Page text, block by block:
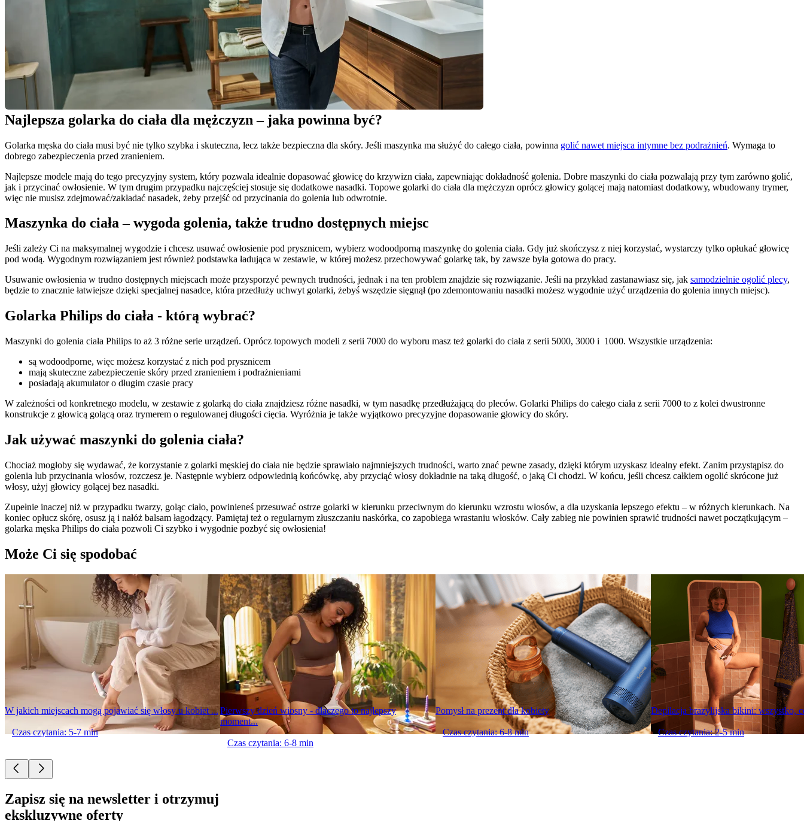
Najlepsza golarka do ciała dla mężczyzn – jaka powinna być?
Golarka męska do ciała musi być nie tylko szybka i skuteczna, lecz także bezpieczna dla skóry. Jeśli maszynka ma służyć do całego ciała, powinna golić nawet miejsca intymne bez podrażnień. Wymaga to
dobrego zabezpieczenia przed zranieniem.
Najlepsze modele mają do tego precyzyjny system, który pozwala idealnie dopasować głowicę do krzywizn ciała, zapewniając dokładność golenia. Dobre maszynki do ciała pozwalają przy tym zarówno golić,
jak i przycinać owłosienie. W tym drugim przypadku najczęściej stosuje się dodatkowe nasadki. Topowe golarki do ciała dla mężczyzn oprócz głowicy golącej mają natomiast dodatkowy, wbudowany trymer,
więc nie musisz zdejmować/zakładać nasadek, żeby przejść od przycinania do golenia lub odwrotnie.
Maszynka do ciała – wygoda golenia, także trudno dostępnych miejsc
Jeśli zależy Ci na maksymalnej wygodzie i chcesz usuwać owłosienie pod prysznicem, wybierz wodoodporną maszynkę do golenia ciała. Gdy już skończysz z niej korzystać, wystarczy tylko opłukać głowicę
pod wodą. Wygodnym rozwiązaniem jest również podstawka ładująca w zestawie, w której możesz przechowywać golarkę tak, by zawsze była gotowa do pracy.
Usuwanie owłosienia w trudno dostępnych miejscach może przysporzyć pewnych trudności, jednak i na ten problem znajdzie się rozwiązanie. Jeśli na przykład zastanawiasz się, jak samodzielnie ogolić plecy,
będzie to znacznie łatwiejsze dzięki specjalnej nasadce, która przedłuży uchwyt golarki, żebyś wszędzie sięgnął (po zdemontowaniu nasadki możesz wygodnie użyć urządzenia do golenia innych miejsc).
Golarka Philips do ciała - którą wybrać?
Maszynki do golenia ciała Philips to aż 3 różne serie urządzeń. Oprócz topowych modeli z serii 7000 do wyboru masz też golarki do ciała z serii 5000, 3000 i  1000. Wszystkie urządzenia:
są wodoodporne, więc możesz korzystać z nich pod prysznicem
mają skuteczne zabezpieczenie skóry przed zranieniem i podrażnieniami
posiadają akumulator o długim czasie pracy
W zależności od konkretnego modelu, w zestawie z golarką do ciała znajdziesz różne nasadki, w tym nasadkę przedłużającą do pleców. Golarki Philips do całego ciała z serii 7000 to z kolei dwustronne
konstrukcje z głowicą golącą oraz trymerem o regulowanej długości cięcia. Wyróżnia je także wyjątkowo precyzyjne dopasowanie głowicy do skóry.
Jak używać maszynki do golenia ciała?
Chociaż mogłoby się wydawać, że korzystanie z golarki męskiej do ciała nie będzie sprawiało najmniejszych trudności, warto znać pewne zasady, dzięki którym uzyskasz idealny efekt. Zanim przystąpisz do
golenia lub przycinania włosów, rozczesz je. Następnie wybierz odpowiednią końcówkę, aby przyciąć włosy dokładnie na taką długość, o jaką Ci chodzi. W końcu, jeśli chcesz całkiem ogolić skrócone już
włosy, użyj głowicy golącej bez nasadki.
Zupełnie inaczej niż w przypadku twarzy, goląc ciało, powinieneś przesuwać ostrze golarki w kierunku przeciwnym do kierunku wzrostu włosów, a dla uzyskania lepszego efektu – w różnych kierunkach. Na
koniec opłucz skórę, osusz ją i nałóż balsam łagodzący. Pamiętaj też o regularnym złuszczaniu naskórka, co zapobiega wrastaniu włosków. Cały zabieg nie powinien sprawić trudności nawet początkującym –
golarka męska Philips do ciała pozwoli Ci szybko i wygodnie pozbyć się owłosienia!
Może Ci się spodobać
W jakich miejscach mogą pojawiać się włosy u kobiet ...
Czas czytania: 5-7 min
Pierwszy dzień wiosny - dlaczego to najlepszy
moment...
Czas czytania: 6-8 min
Pomysł na prezent dla kobiety
Czas czytania: 6-8 min
Depilacja brazylijska bikini: wszystko,
Czas czytania: 2-5 min
Zapisz się na newsletter i otrzymuj
ekskluzywne oferty